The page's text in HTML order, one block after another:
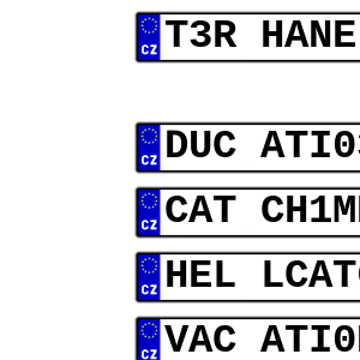
T3R
DUC
CAT
HEL
VAC